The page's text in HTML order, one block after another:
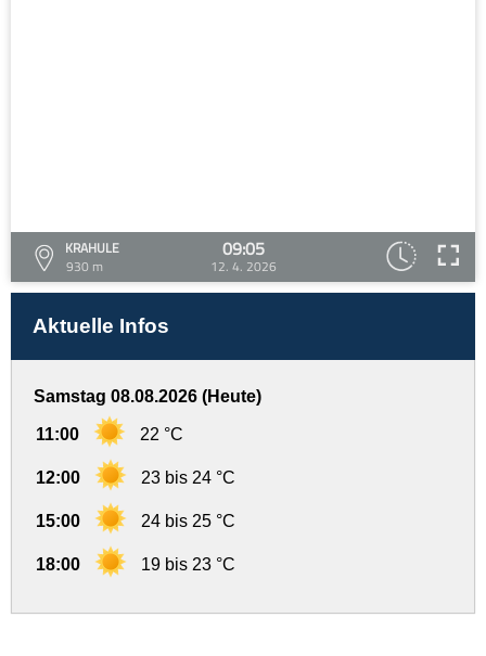
KRAHULE
930 m
09:05
12. 4. 2026
Aktuelle Infos
Samstag 08.08.2026 (Heute)
11:00 22 °C
12:00 23 bis 24 °C
15:00 24 bis 25 °C
18:00 19 bis 23 °C